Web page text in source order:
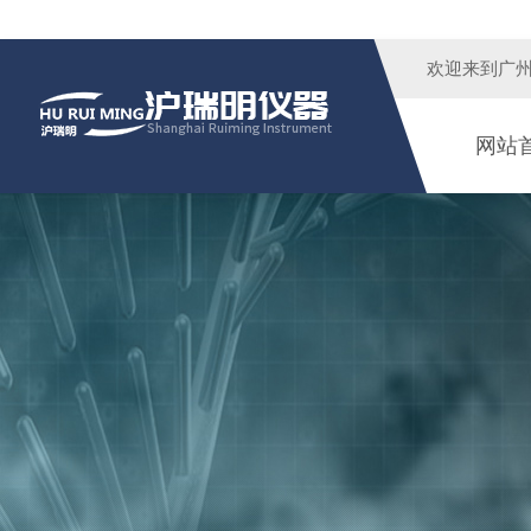
欢迎来到广
网站